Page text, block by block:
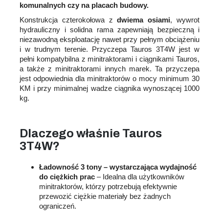
komunalnych czy na placach budowy.
Konstrukcja czterokołowa z dwiema osiami, wywrot
hydrauliczny i solidna rama zapewniają bezpieczną i
niezawodną eksploatację nawet przy pełnym obciążeniu
i w trudnym terenie. Przyczepa Tauros 3T4W jest w
pełni kompatybilna z minitraktorami i ciągnikami Tauros,
a także z minitraktorami innych marek. Ta przyczepa
jest odpowiednia dla minitraktorów o mocy minimum 30
KM i przy minimalnej wadze ciągnika wynoszącej 1000
kg.
Dlaczego właśnie Tauros
3T4W?
Ładowność 3 tony – wystarczająca wydajność
do ciężkich prac – Idealna dla użytkowników
minitraktorów, którzy potrzebują efektywnie
przewozić ciężkie materiały bez żadnych
ograniczeń.